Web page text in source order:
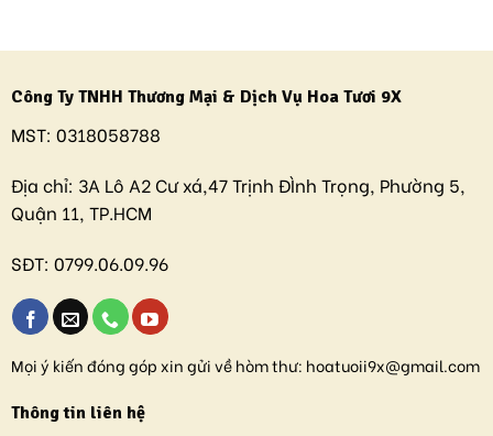
Công Ty TNHH Thương Mại & Dịch Vụ Hoa Tươi 9X
MST: 0318058788
Địa chỉ: 3A Lô A2 Cư xá,47 Trịnh ĐÌnh Trọng, Phường 5,
Quận 11, TP.HCM
SĐT: 0799.06.09.96
Mọi ý kiến đóng góp xin gửi về hòm thư: hoatuoii9x@gmail.com
Thông tin liên hệ